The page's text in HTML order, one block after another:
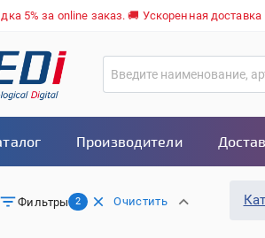
5% за online заказ. 🚚 Ускоренная
Производители
Фильтры 2 Очистить